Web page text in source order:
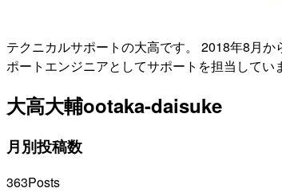
テクニカルサポートの大高です。 2018年8月
ポートエンジニアとしてサポートを担当してい
大高大輔ootaka-daisuke
月別投稿数
363Posts